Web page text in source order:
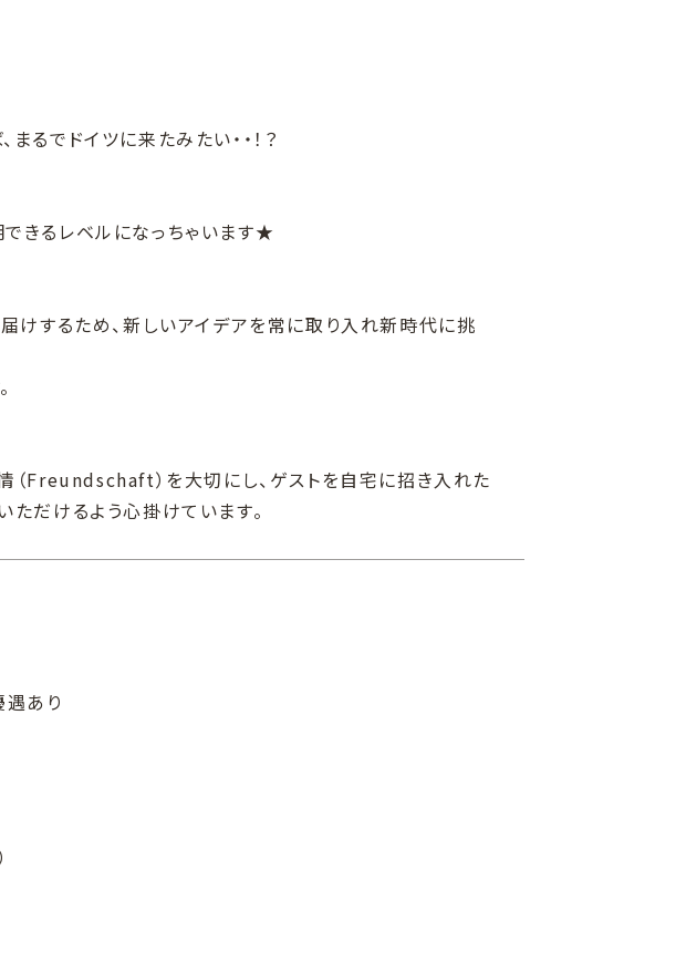
るでドイツに来たみたい・・！？
きるレベルになっちゃいます★
けするため、新しいアイデアを常に取り入れ新時代に挑
情（Freundschaft）を大切にし、ゲストを自宅に招き入れた
だけるよう心掛けています。
あり